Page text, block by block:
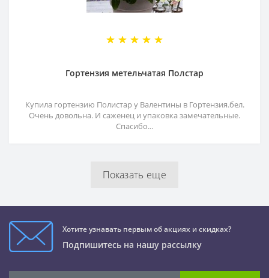
Гортензия метельчатая Полстар
Купила гортензию Полистар у Валентины в Гортензия.бел.
Очень довольна. И саженец и упаковка замечательные.
Спасибо...
Показать еще
Хотите узнавать первым об акциях и скидках?
Подпишитесь на нашу рассылку